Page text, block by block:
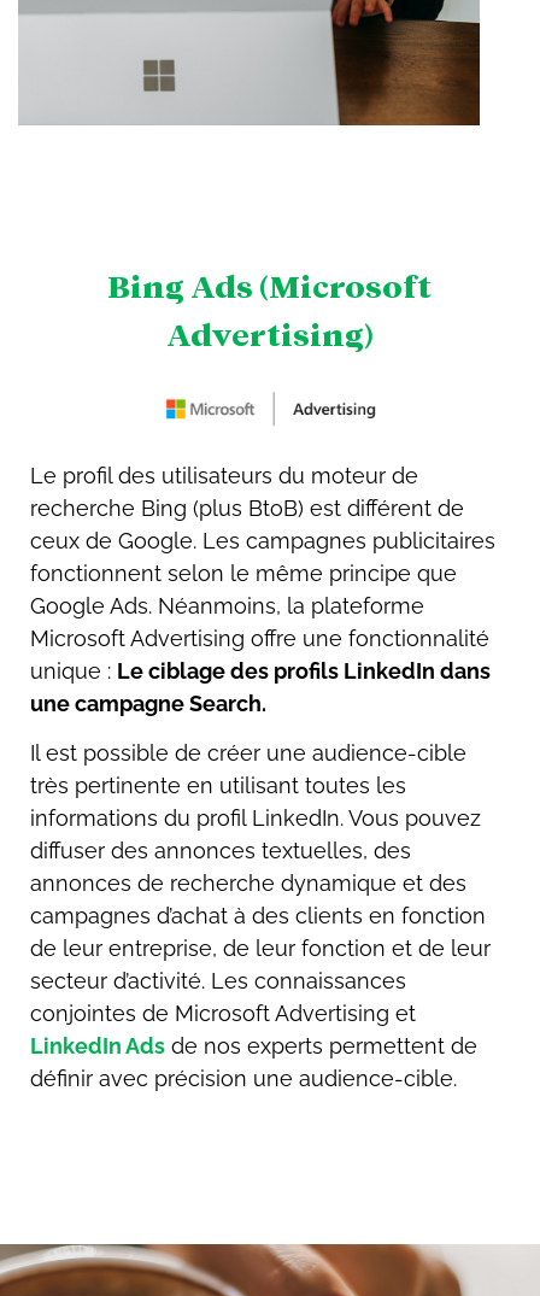
Bing Ads (Microsoft
Advertising)
Le profil des utilisateurs du moteur de
recherche Bing (plus BtoB) est différent de
ceux de Google. Les campagnes publicitaires
fonctionnent selon le même principe que
Google Ads. Néanmoins, la plateforme
Microsoft Advertising offre une fonctionnalité
unique : Le ciblage des profils LinkedIn dans
une campagne Search.
Il est possible de créer une audience-cible
très pertinente en utilisant toutes les
informations du profil LinkedIn. Vous pouvez
diffuser des annonces textuelles, des
annonces de recherche dynamique et des
campagnes d’achat à des clients en fonction
de leur entreprise, de leur fonction et de leur
secteur d’activité. Les connaissances
conjointes de Microsoft Advertising et
LinkedIn Ads de nos experts permettent de
définir avec précision une audience-cible.